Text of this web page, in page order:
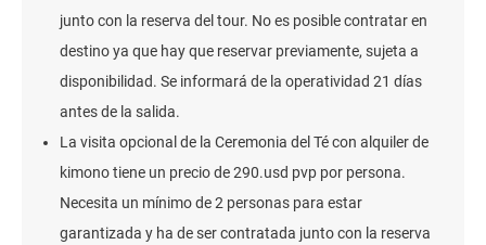
junto con la reserva del tour. No es posible contratar en
destino ya que hay que reservar previamente, sujeta a
disponibilidad. Se informará de la operatividad 21 días
antes de la salida.
La visita opcional de la Ceremonia del Té con alquiler de
kimono tiene un precio de 290.usd pvp por persona.
Necesita un mínimo de 2 personas para estar
garantizada y ha de ser contratada junto con la reserva